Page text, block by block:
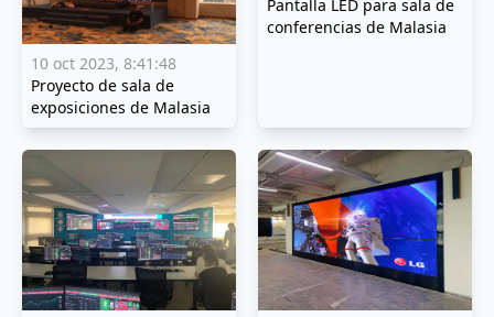
10 oct 2023, 8:41:48
Proyecto de sala de
exposiciones de Malasia
Pantalla LED para sala de
conferencias de Malasia